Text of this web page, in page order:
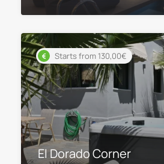
Starts from 130,00€
El Dorado Corner